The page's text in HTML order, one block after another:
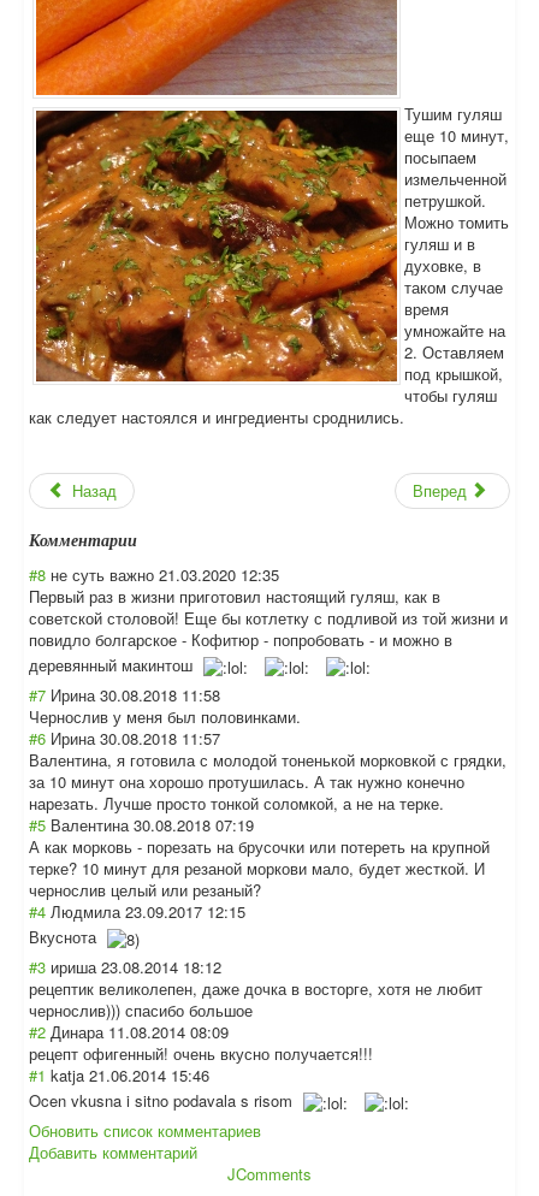
Тушим гуляш
еще 10 минут,
посыпаем
измельченной
петрушкой.
Можно томить
гуляш и в
духовке, в
таком случае
время
умножайте на
2. Оставляем
под крышкой,
чтобы гуляш
как следует настоялся и ингредиенты сроднились.
Назад Вперед
Комментарии
#8 не суть важно 21.03.2020 12:35
Первый раз в жизни приготовил настоящий гуляш, как в
советской столовой! Еще бы котлетку с подливой из той жизни и
повидло болгарское - Кофитюр - попробовать - и можно в
деревянный макинтош
#7 Ирина 30.08.2018 11:58
Чернослив у меня был половинками.
#6 Ирина 30.08.2018 11:57
Валентина, я готовила с молодой тоненькой морковкой с грядки,
за 10 минут она хорошо протушилась. А так нужно конечно
нарезать. Лучше просто тонкой соломкой, а не на терке.
#5 Валентина 30.08.2018 07:19
А как морковь - порезать на брусочки или потереть на крупной
терке? 10 минут для резаной моркови мало, будет жесткой. И
чернослив целый или резаный?
#4 Людмила 23.09.2017 12:15
Вкуснота
#3 ириша 23.08.2014 18:12
рецептик великолепен, даже дочка в восторге, хотя не любит
чернослив))) спасибо большое
#2 Динара 11.08.2014 08:09
рецепт офигенный! очень вкусно получается!!!
#1 katja 21.06.2014 15:46
Ocen vkusna i sitno podavala s risom
Обновить список комментариев
Добавить комментарий
JComments